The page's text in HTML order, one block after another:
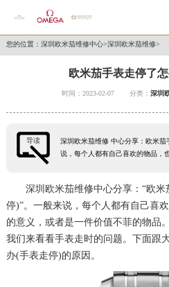
您的位置： 深圳欧米茄维修中心>深圳欧米茄维修>
欧米茄手表走停了
时间：2023-02-07 分类： 深圳
导读
深圳欧米茄维修 中心分享：欧米
说，每个人都有自己喜欢的物品，
深圳欧米茄维修中心分享：“欧
停)”。一般来说，每个人都有自己喜
的意义，或者是一件价值不菲的物品
我们来看看手表走时的问题。下面跟
办(手表走停)的原因。